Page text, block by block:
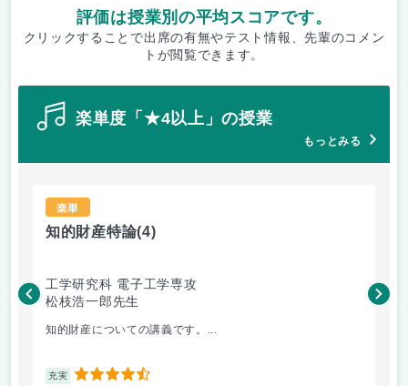
評価は授業別の平均スコアです。
クリックすることで出席の有無やテスト情報、先輩のコメン
トが閲覧できます。
楽単度「★4以上」の授業
もっとみる
楽単
知的財産特論(4)
工学研究科 電子工学専攻
松枝浩一郎先生
知的財産についての講義です。...
充実 4.5
松